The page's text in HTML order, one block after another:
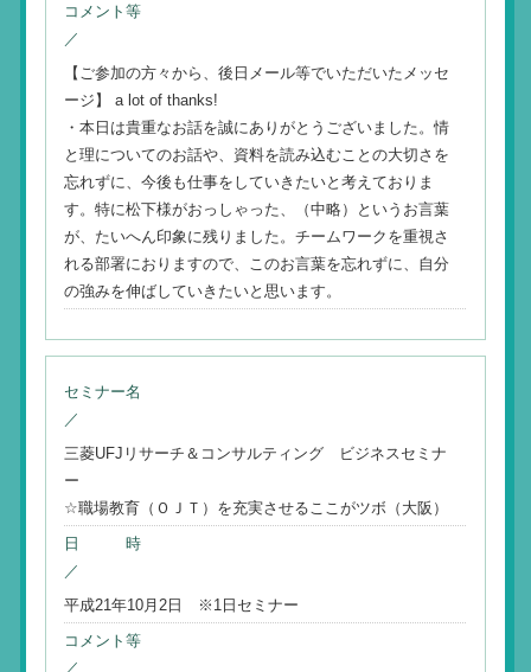
コメント等
／
【ご参加の方々から、後日メール等でいただいたメッセ
ージ】 a lot of thanks!
・本日は貴重なお話を誠にありがとうございました。情
と理についてのお話や、資料を読み込むことの大切さを
忘れずに、今後も仕事をしていきたいと考えておりま
す。特に松下様がおっしゃった、（中略）というお言葉
が、たいへん印象に残りました。チームワークを重視さ
れる部署におりますので、このお言葉を忘れずに、自分
の強みを伸ばしていきたいと思います。
セミナー名
／
三菱UFJリサーチ＆コンサルティング ビジネスセミナ
ー
☆職場教育（ＯＪＴ）を充実させるここがツボ（大阪）
日 時
／
平成21年10月2日 ※1日セミナー
コメント等
／